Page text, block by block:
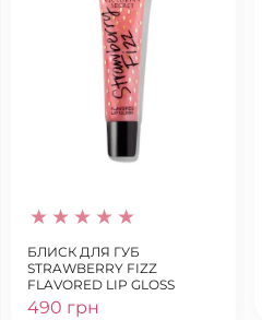
БЛИСК ДЛЯ ГУБ
STRAWBERRY FIZZ
FLAVORED LIP GLOSS
VICTORIA'S SECRET
490 грн